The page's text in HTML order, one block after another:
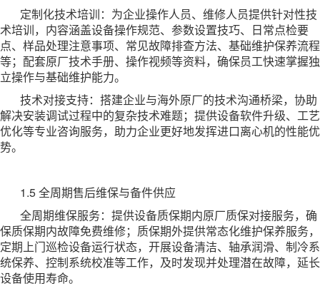
定制化技术培训：为企业操作人员、维修人员提供针对性技
术培训，内容涵盖设备操作规范、参数设置技巧、日常点检要
点、样品处理注意事项、常见故障排查方法、基础维护保养流程
等；配套原厂技术手册、操作视频等资料，确保员工快速掌握独
立操作与基础维护能力。
技术对接支持：搭建企业与海外原厂的技术沟通桥梁，协助
解决安装调试过程中的复杂技术难题；提供设备软件升级、工艺
优化等专业咨询服务，助力企业更好地发挥进口离心机的性能优
势。
1.5 全周期售后维保与备件供应
全周期维保服务：提供设备质保期内原厂质保对接服务，确
保质保期内故障免费维修；质保期外提供常态化维护保养服务，
定期上门巡检设备运行状态，开展设备清洁、轴承润滑、制冷系
统保养、控制系统校准等工作，及时发现并处理潜在故障，延长
设备使用寿命。